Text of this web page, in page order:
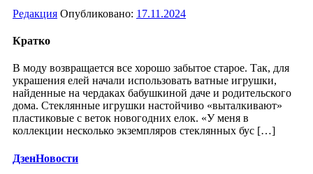
Редакция Опубликовано: 17.11.2024
Кратко
В моду возвращается все хорошо забытое старое. Так, для
украшения елей начали использовать ватные игрушки,
найденные на чердаках бабушкиной даче и родительского
дома. Стеклянные игрушки настойчиво «выталкивают»
пластиковые с веток новогодних елок. «У меня в
коллекции несколько экземпляров стеклянных бус […]
ДзенНовости